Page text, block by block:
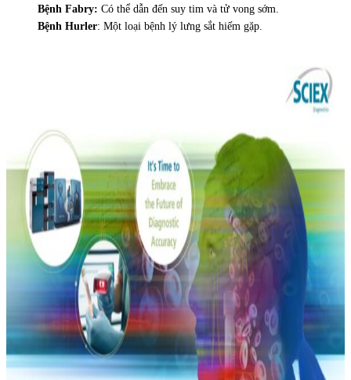
Bệnh Fabry: Có thể dẫn đến suy tim và tử vong sớm.
Bệnh Hurler: Một loại bệnh lý lưng sắt hiếm gặp.